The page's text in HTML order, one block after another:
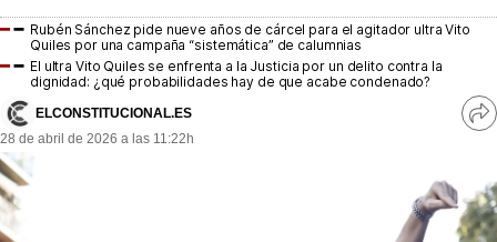
MásQueMercados
JuicioExprés
INVESTIGACIÓN
INTERNACIONAL
Rubén Sánchez pide nueve años de cárcel para el agitador ultra Vito
Quiles por una campaña “sistemática” de calumnias
El ultra Vito Quiles se enfrenta a la Justicia por un delito contra la
dignidad: ¿qué probabilidades hay de que acabe condenado?
ELCONSTITUCIONAL.ES
28 de abril de 2026 a las 11:22h